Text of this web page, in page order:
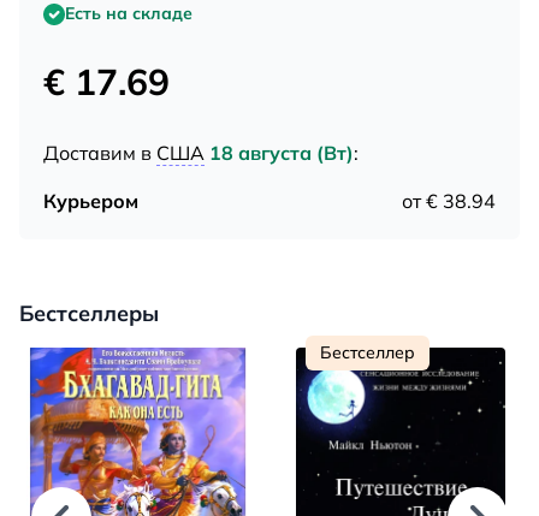
Есть на складе
€ 17.69
Доставим в США 18 августа (Вт):
Курьером
от € 38.94
Бестселлеры
Бестселлер